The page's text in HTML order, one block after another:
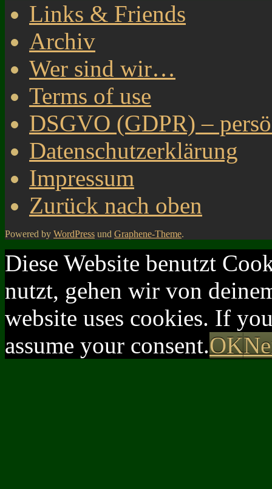
Links & Friends
Archiv
Wer sind wir…
Terms of use
DSGVO (GDPR) –
Datenschutzerklärung
Impressum
Zurück nach oben
Powered by WordPress und Graphene-Theme.
Diese Website benutzt
nutzt, gehen wir von
website uses cookies. If
assume your consent.OK